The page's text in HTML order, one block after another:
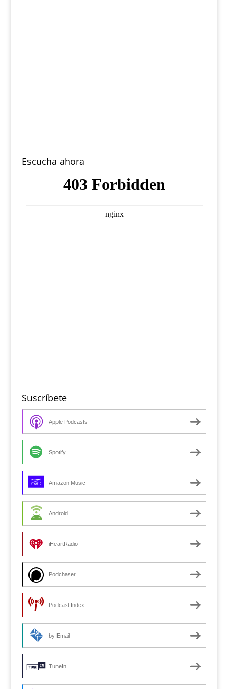
Escucha ahora
Suscríbete
Apple Podcasts
Spotify
Amazon Music
Android
iHeartRadio
Podchaser
Podcast Index
by Email
TuneIn